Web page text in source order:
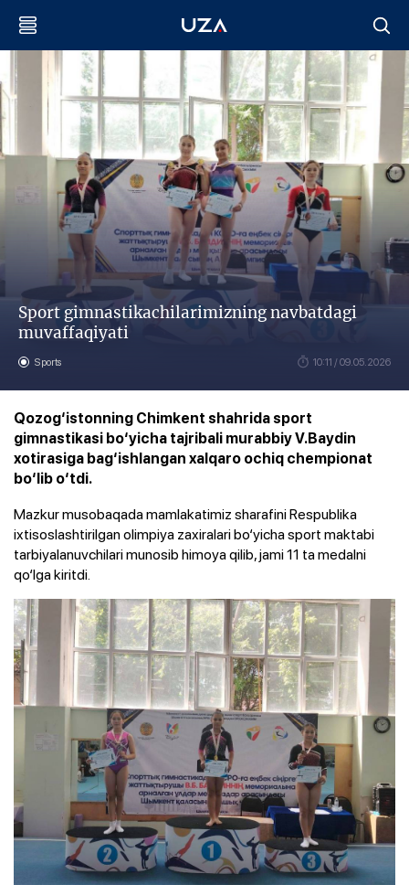
Sport gimnastikachilarimizning navbatdagi
muvaffaqiyati
Sports 10:11 / 09.05.2026
Qozog‘istonning Chimkent shahrida sport
gimnastikasi bo‘yicha tajribali murabbiy V.Baydin
xotirasiga bag‘ishlangan xalqaro ochiq chempionat
bo‘lib o‘tdi.
Mazkur musobaqada mamlakatimiz sharafini Respublika
ixtisoslashtirilgan olimpiya zaxiralari bo‘yicha sport maktabi
tarbiyalanuvchilari munosib himoya qilib, jami 11 ta medalni
qo‘lga kiritdi.